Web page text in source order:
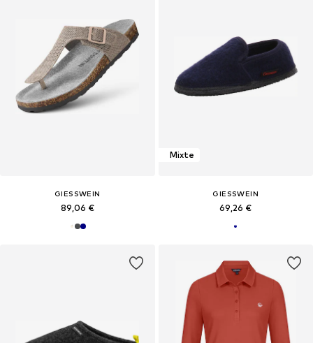
GIESSWEIN
89,06 €
Mixte
GIESSWEIN
69,26 €